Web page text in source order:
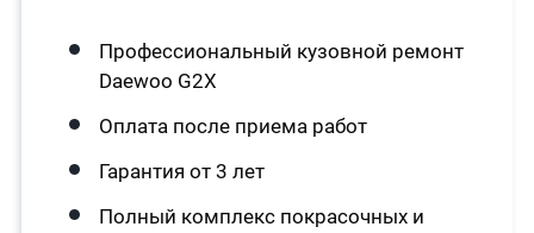
Профессиональный кузовной ремонт
Daewoo G2X
Оплата после приема работ
Гарантия от 3 лет
Полный комплекс покрасочных и